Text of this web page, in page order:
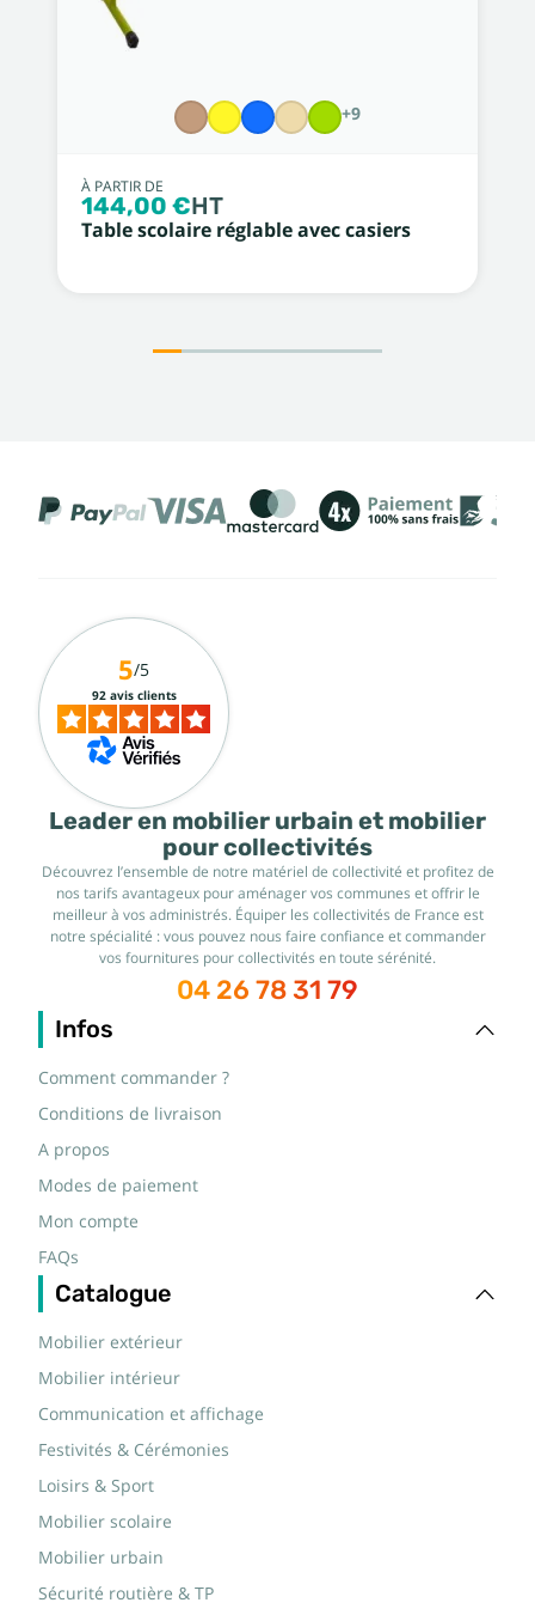
+9
À PARTIR DE
144,00 €HT
Table scolaire réglable avec casiers
Leader en mobilier urbain et mobilier
pour collectivités
Découvrez l’ensemble de notre matériel de collectivité et profitez de
nos tarifs avantageux pour aménager vos communes et offrir le
meilleur à vos administrés. Équiper les collectivités de France est
notre spécialité : vous pouvez nous faire confiance et commander
vos fournitures pour collectivités en toute sérénité.
04 26 78 31 79
Infos
Comment commander ?
Conditions de livraison
A propos
Modes de paiement
Mon compte
FAQs
Catalogue
Mobilier extérieur
Mobilier intérieur
Communication et affichage
Festivités & Cérémonies
Loisirs & Sport
Mobilier scolaire
Mobilier urbain
Sécurité routière & TP
5/5
92 avis clients